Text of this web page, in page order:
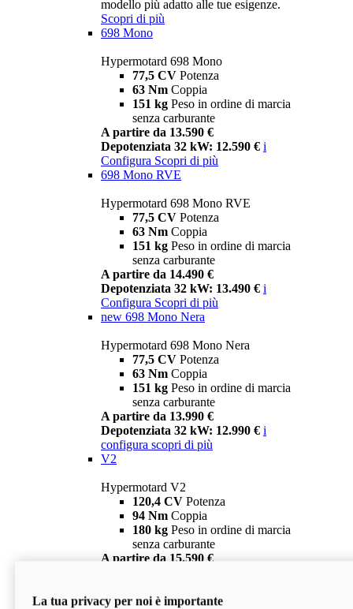
modello più adatto alle tue esigenze.
Scopri di più
698 Mono
Hypermotard 698 Mono
77,5 CV Potenza
63 Nm Coppia
151 kg Peso in ordine di marcia
senza carburante
A partire da 13.590 €
Depotenziata 32 kW: 12.590 € i
Configura Scopri di più
698 Mono RVE
Hypermotard 698 Mono RVE
77,5 CV Potenza
63 Nm Coppia
151 kg Peso in ordine di marcia
senza carburante
A partire da 14.490 €
Depotenziata 32 kW: 13.490 € i
Configura Scopri di più
new 698 Mono Nera
Hypermotard 698 Mono Nera
77,5 CV Potenza
63 Nm Coppia
151 kg Peso in ordine di marcia
senza carburante
A partire da 13.990 €
Depotenziata 32 kW: 12.990 € i
configura scopri di più
V2
Hypermotard V2
120,4 CV Potenza
94 Nm Coppia
180 kg Peso in ordine di marcia
senza carburante
A partire da 15.590 €
V2 SP
La tua privacy per noi è importante